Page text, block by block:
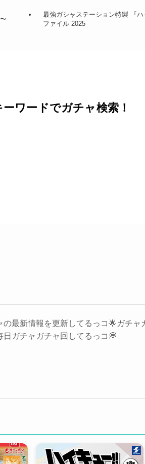
最強ガシャステーション特製 『
ファイル 2025
ワードでガチャ検索！
の最新情報を更新してるっコ🌟ガチャ
日ガチャガチャ回してるっコ💭